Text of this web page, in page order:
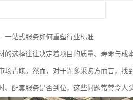
一站式服务如何重塑行业标准
的选择往往决定着项目的质量、寿命与
场青睐。然而，对于许多采购方而言，
、配套服务是否到位，这些问题常常令人头